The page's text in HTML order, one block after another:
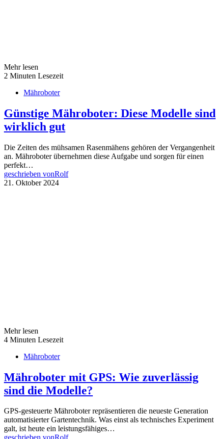
Mehr lesen
2 Minuten Lesezeit
Mähroboter
Günstige Mähroboter: Diese Modelle sind
wirklich gut
Die Zeiten des mühsamen Rasenmähens gehören der Vergangenheit
an. Mähroboter übernehmen diese Aufgabe und sorgen für einen
perfekt…
geschrieben vonRolf
21. Oktober 2024
Mehr lesen
4 Minuten Lesezeit
Mähroboter
Mähroboter mit GPS: Wie zuverlässig
sind die Modelle?
GPS-gesteuerte Mähroboter repräsentieren die neueste Generation
automatisierter Gartentechnik. Was einst als technisches Experiment
galt, ist heute ein leistungsfähiges…